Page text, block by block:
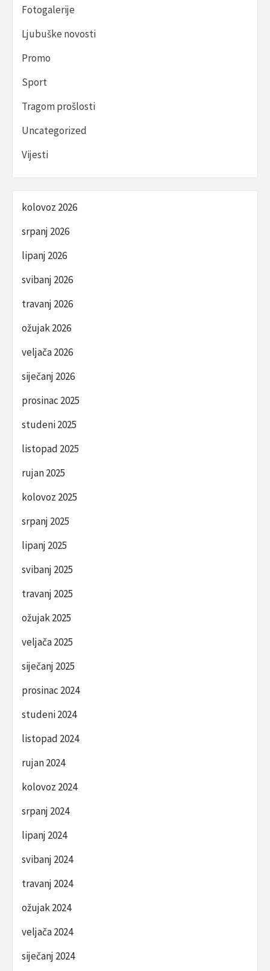
Fotogalerije
Ljubuške novosti
Promo
Sport
Tragom prošlosti
Uncategorized
Vijesti
kolovoz 2026
srpanj 2026
lipanj 2026
svibanj 2026
travanj 2026
ožujak 2026
veljača 2026
siječanj 2026
prosinac 2025
studeni 2025
listopad 2025
rujan 2025
kolovoz 2025
srpanj 2025
lipanj 2025
svibanj 2025
travanj 2025
ožujak 2025
veljača 2025
siječanj 2025
prosinac 2024
studeni 2024
listopad 2024
rujan 2024
kolovoz 2024
srpanj 2024
lipanj 2024
svibanj 2024
travanj 2024
ožujak 2024
veljača 2024
siječanj 2024